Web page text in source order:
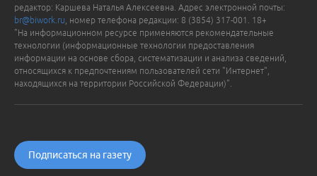
редактор: Каршева Наталья Алексеевна. Адрес электронной почты:
br@biwork.ru , номер телефона редакции: 8 (3854) 317-001. 18+
"На информационном ресурсе применяются рекомендательные
технологии (информационные технологии предоставления
информации на основе сбора, систематизации и анализа сведений,
относящихся к предпочтениям пользователей сети "Интернет",
находящихся на территории Российской Федерации)".
Подписаться на газету